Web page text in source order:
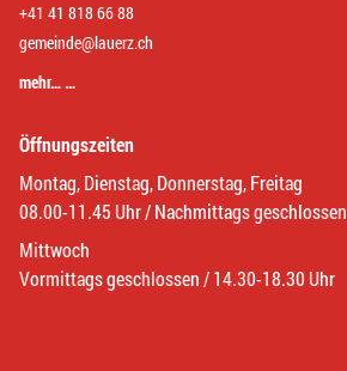
+41 41 818 66 88
gemeinde@lauerz.ch
mehr… …
Öffnungszeiten
Montag, Dienstag, Donnerstag, Freitag
08.00-11.45 Uhr / Nachmittags geschlossen
Mittwoch
Vormittags geschlossen / 14.30-18.30 Uhr